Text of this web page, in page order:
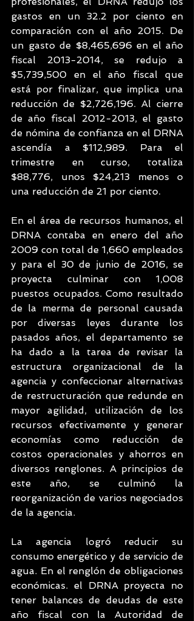
gastos en un 32.2 por ciento en
comparación con el año 2015. De
un gasto de $8,465,696 en el año
fiscal 2013-2014, se redujo a
$5,739,500 en el año fiscal que
está por finalizar, que implica una
reducción de $2,726,196. Al cierre
de año fiscal 2012-2013, el gasto
de nómina de confianza en el DRNA
ascendía a $112,989. Para el
trimestre en curso, totaliza
$88,776, unos $24,213 menos o
una reducción de 21 por ciento.
En el área de recursos humanos, el
DRNA contaba en enero del año
2009 con total de 1,660 empleados
y para el 30 de junio de 2016, se
proyecta culminar con 1,008
puestos ocupados. Como resultado
de la merma de personal causada
por diversas leyes durante los
pasados años, el departamento se
ha dado a la tarea de revisar la
estructura organizacional de la
agencia y confeccionar alternativas
de restructuración que redunde en
mayor agilidad, utilización de los
recursos efectivamente y generar
economías como reducción de
costos operacionales y ahorros en
diversos renglones. A principios de
este año, se culminó la
reorganización de varios negociados
de la agencia.
La agencia logró reducir su
consumo energético y de servicio de
agua. En el renglón de obligaciones
económicas. el DRNA proyecta no
tener balances de deudas de este
año fiscal con la Autoridad de